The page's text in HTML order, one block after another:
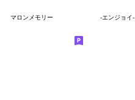
マロンメモリー -エンジョイ-